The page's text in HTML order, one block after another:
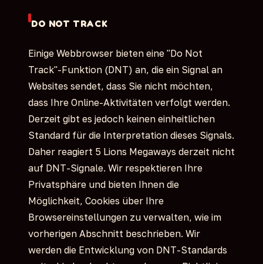
DO NOT TRACK
Einige Webbrowser bieten eine "Do Not
Track"-Funktion (DNT) an, die ein Signal an
Websites sendet, dass Sie nicht möchten,
dass Ihre Online-Aktivitäten verfolgt werden.
Derzeit gibt es jedoch keinen einheitlichen
Standard für die Interpretation dieses Signals.
Daher reagiert 5 Lions Megaways derzeit nicht
auf DNT-Signale. Wir respektieren Ihre
Privatsphäre und bieten Ihnen die
Möglichkeit, Cookies über Ihre
Browsereinstellungen zu verwalten, wie im
vorherigen Abschnitt beschrieben. Wir
werden die Entwicklung von DNT-Standards